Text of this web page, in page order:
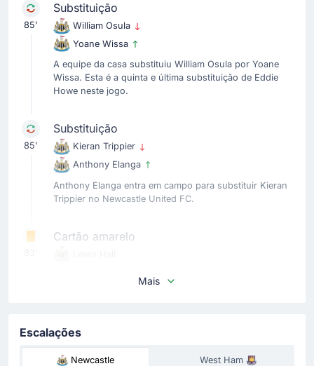
85'
Substituição
William Osula
Yoane Wissa
A equipe da casa substituiu William Osula por Yoane
Wissa. Esta é a quinta e última substituição de Eddie
Howe neste jogo.
85'
Substituição
Kieran Trippier
Anthony Elanga
Anthony Elanga entra em campo para substituir Kieran
Trippier no Newcastle United FC.
Cartão amarelo
Lewis Hall do Newcastle United FC viu Jarred Gillett
mostrar-lhe um cartão amarelo.
Cartão amarelo
Mais
Escalações
Newcastle West Ham